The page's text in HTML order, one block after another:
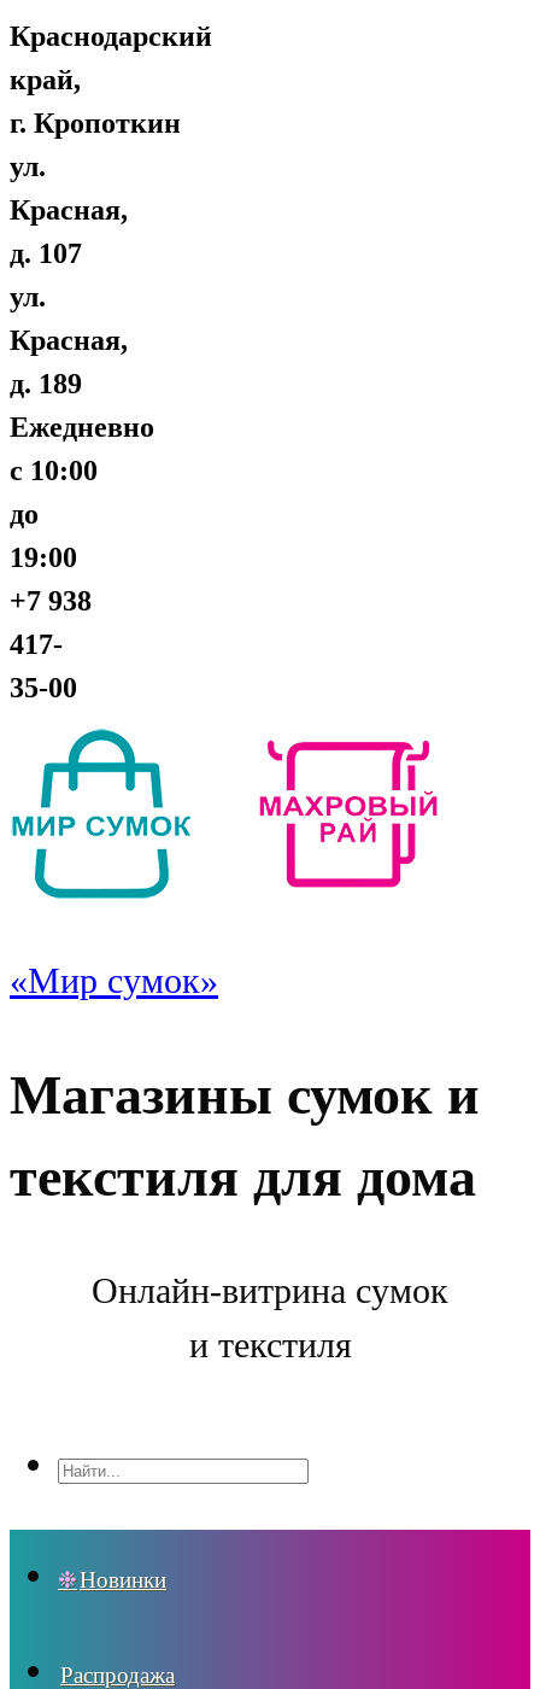
Краснодарский
край,
г. Кропоткин
ул.
Красная,
д. 107
ул.
Красная,
д. 189
Ежедневно
с 10:00
до
19:00
+7 938
417-
35-00
«Мир сумок»
Магазины сумок и
текстиля для дома
Онлайн-витрина сумок
и текстиля
Новинки
Распродажа